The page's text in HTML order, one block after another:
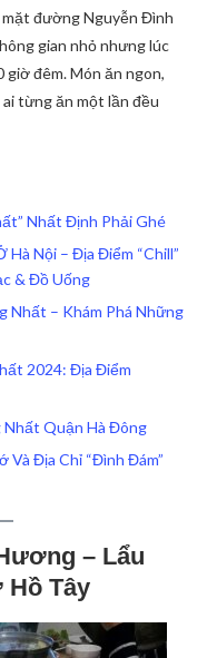
mặt đường Nguyễn Đình
gian nhỏ nhưng lúc
giờ đêm. Món ăn ngon,
từng ăn một lần đều
Nhất Định Phải Ghé
Nội – Địa Điểm “Chill”
& Đồ Uống
Nhất – Khám Phá Những
2024: Địa Điểm
Nhất Quận Hà Đông
Và Địa Chỉ “Đình Đám”
– Lẩu
Tây